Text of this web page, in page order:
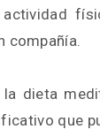
compañía.
dieta
que